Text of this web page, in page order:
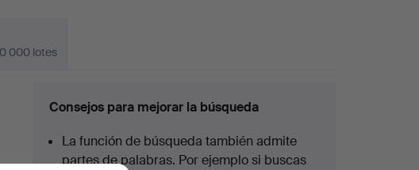
000 lotes
Consejos para mejorar la búsqueda
La función de búsqueda también admite
partes de palabras. Por ejemplo si buscas